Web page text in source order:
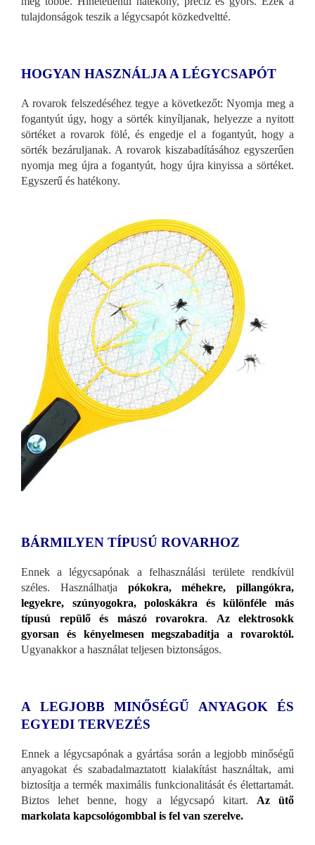
tulajdonságok teszik a légycsapót közkedveltté.
HOGYAN HASZNÁLJA A LÉGYCSAPÓT
A rovarok felszedéséhez tegye a következőt: Nyomja meg a
fogantyút úgy, hogy a sörték kinyíljanak, helyezze a nyitott
sörtéket a rovarok fölé, és engedje el a fogantyút, hogy a
sörték bezáruljanak. A rovarok kiszabadításához egyszerűen
nyomja meg újra a fogantyút, hogy újra kinyissa a sörtéket.
Egyszerű és hatékony.
BÁRMILYEN TÍPUSÚ ROVARHOZ
Ennek a légycsapónak a felhasználási területe rendkívül
széles. Használhatja pókokra, méhekre, pillangókra,
legyekre, szúnyogokra, poloskákra és különféle más
típusú repülő és mászó rovarokra. Az elektrosokk
gyorsan és kényelmesen megszabadítja a rovaroktól.
Ugyanakkor a használat teljesen biztonságos.
A LEGJOBB MINŐSÉGŰ ANYAGOK ÉS
EGYEDI TERVEZÉS
Ennek a légycsapónak a gyártása során a legjobb minőségű
anyagokat és szabadalmaztatott kialakítást használtak, ami
biztosítja a termék maximális funkcionalitását és élettartamát.
Biztos lehet benne, hogy a légycsapó kitart.
Az ütő
markolata kapcsológombbal is fel van szerelve.